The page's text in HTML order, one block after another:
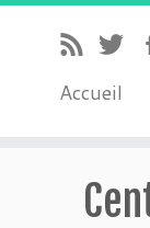
Accueil